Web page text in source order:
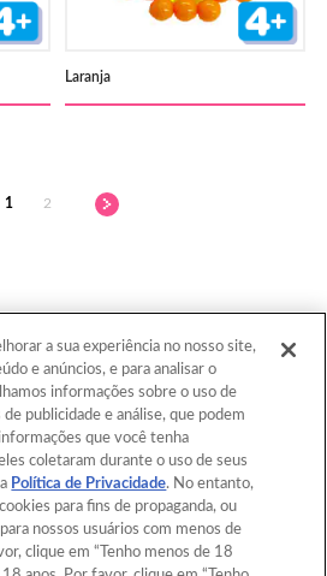
Laranja
1 2
ao topo
Catálogo
O que é Aquabeads?
Para os Pais
a sua experiência no nosso site,
e anúncios, e para analisar o
informações sobre o uso de
publicidade e análise, que podem
que você tenha
coletaram durante o uso de seus
Política de Privacidade. No entanto,
para fins de propaganda, ou
nossos usuários com menos de
clique em “Tenho menos de 18